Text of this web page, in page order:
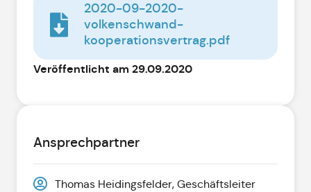
2020-09-2020-
volkenschwand-
kooperationsvertrag.pdf
Veröffentlicht am 29.09.2020
Ansprechpartner
Thomas Heidingsfelder, Geschäftsleiter